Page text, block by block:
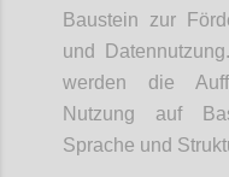
Baustein zur
und
werden die
Nutzung auf
Sprache und